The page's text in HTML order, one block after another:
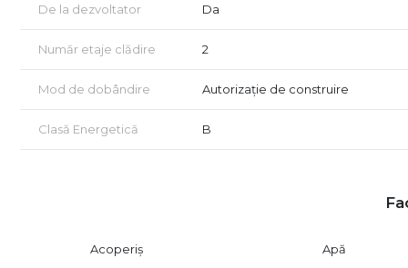
De la dezvoltator Da
Număr etaje clădire 2
Mod de dobândire Autorizație de construire
Clasă Energetică B
Acoperiș Apă